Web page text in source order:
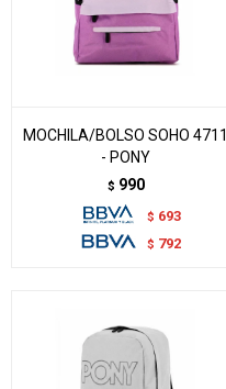
MOCHILA/BOLSO SOHO 4711
- PONY
$ 990
$ 693
$ 792